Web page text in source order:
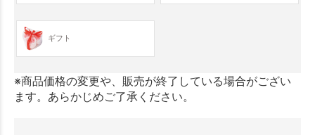
ギフト
※商品価格の変更や、販売が終了している場合がござい
ます。あらかじめご了承ください。